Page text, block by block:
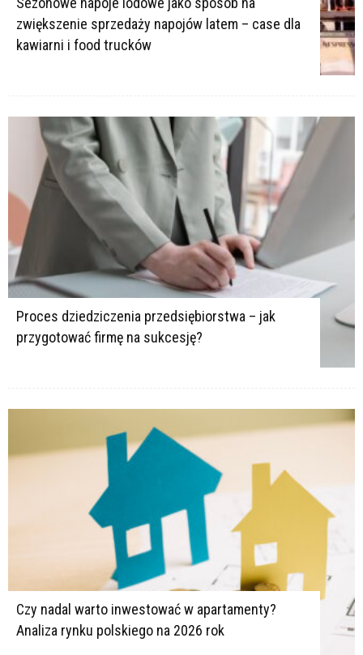
zwiększenie sprzedaży napojów latem – case dla
kawiarni i food trucków
Proces dziedziczenia przedsiębiorstwa – jak
przygotować firmę na sukcesję?
Czy nadal warto inwestować w apartamenty?
Analiza rynku polskiego na 2026 rok